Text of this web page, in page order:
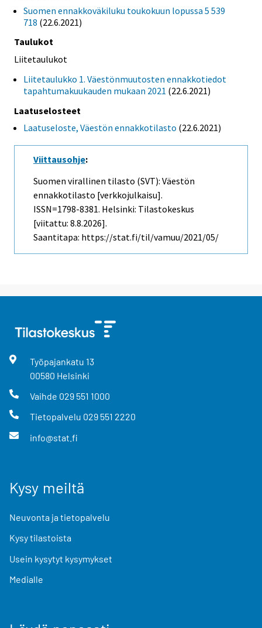
Suomen ennakkoväkiluku toukokuun lopussa 5 539
718 (22.6.2021)
Taulukot
Liitetaulukot
Liitetaulukko 1. Väestönmuutosten ennakkotiedot
tapahtumakuukauden mukaan 2021 (22.6.2021)
Laatuselosteet
Laatuseloste, Väestön ennakkotilasto (22.6.2021)
Viittausohje:
Suomen virallinen tilasto (SVT): Väestön
ennakkotilasto [verkkojulkaisu].
ISSN=1798-8381. Helsinki: Tilastokeskus
[viitattu: 8.8.2026].
Saantitapa: https://stat.fi/til/vamuu/2021/05/
Työpajankatu 13
00580 Helsinki
Vaihde 029 551 1000
Tietopalvelu 029 551 2220
info@stat.fi
Kysy meiltä
Neuvonta ja tietopalvelu
Kysy tilastoista
Usein kysytyt kysymykset
Medialle